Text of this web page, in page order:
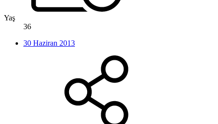
Yaş
36
30 Haziran 2013